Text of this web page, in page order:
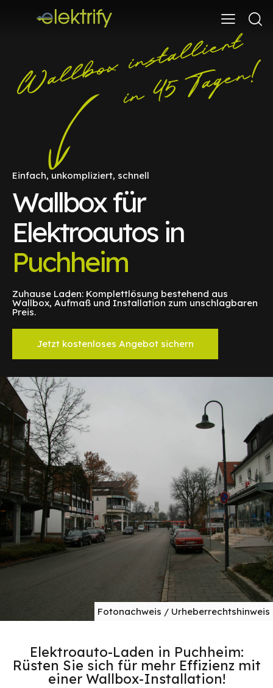
Einfach, unkompliziert, schnell
Wallbox für
Elektroautos in
Puchheim
Zuhause Laden: Komplettlösung bestehend aus
Wallbox, Aufmaß und Installation zum unschlagbaren
Preis.
Jetzt kostenloses Angebot sichern
Fotonachweis / Urheberrechtshinweis
Elektroauto-Laden in Puchheim:
Rüsten Sie sich für mehr Effizienz mit
einer Wallbox-Installation!